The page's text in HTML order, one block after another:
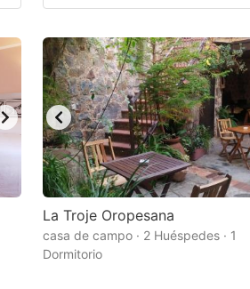
La Troje Oropesana
casa de campo · 2 Huéspedes · 1
Dormitorio